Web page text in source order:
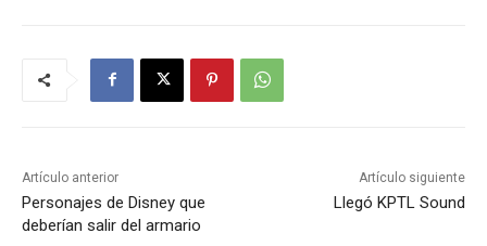
Artículo anterior
Personajes de Disney que
deberían salir del armario
Artículo siguiente
Llegó KPTL Sound